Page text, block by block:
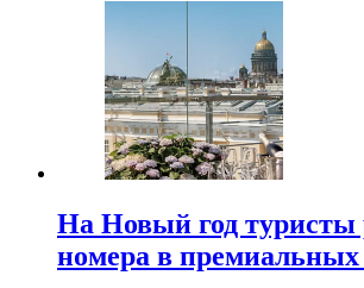
На Новый год туристы
номера в премиальных